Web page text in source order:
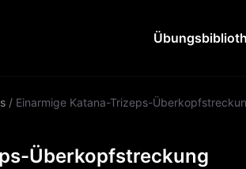
/ Einarmige Katana-Trizeps-
Überkopfstreckung